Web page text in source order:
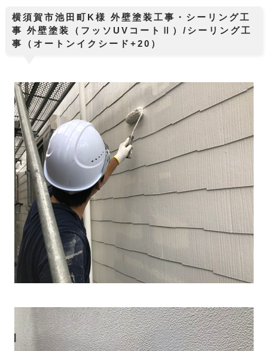
横須賀市池田町K様 外壁塗装工事・シーリング工
事 外壁塗装（フッソUVコートⅡ）/シーリング工
事（オートンイクシード+20）